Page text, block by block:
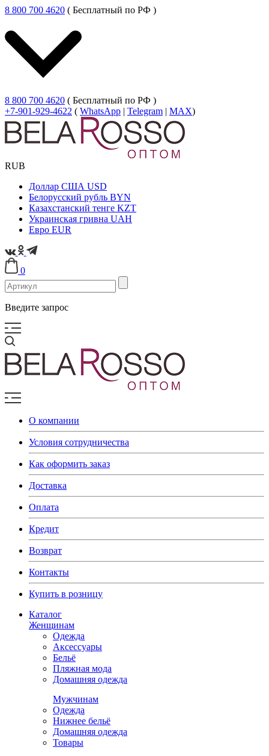
8 800 700 4620 ( Бесплатный по РФ )
8 800 700 4620 ( Бесплатный по РФ )
+7-901-929-4622 ( WhatsApp | Telegram | MAX)
RUB
Доллар США USD
Белорусский рубль BYN
Казахстанский тенге KZT
Украинская гривна UAH
Евро EUR
0
Введите запрос
О компании
Условия сотрудничества
Как оформить заказ
Доставка
Оплата
Кредит
Возврат
Контакты
Купить в розницу
Каталог
Женщинам
Одежда
Аксессуары
Бельё
Пляжная мода
Домашняя одежда
Мужчинам
Одежда
Нижнее бельё
Домашняя одежда
Товары